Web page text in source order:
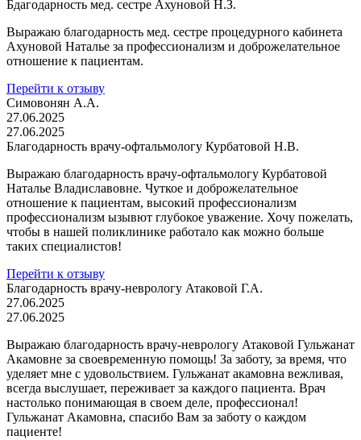
Бдагодарность мед. сестре Ахуновой Н.З.
Выражаю благодарность мед. сестре процедурного кабинета
Ахуновой Наталье за профессионализм и доброжелательное
отношение к пациентам.
Перейти к отзыву
Симовонян А.А.
27.06.2025
27.06.2025
Благодарность врачу-офтальмологу Курбатовой Н.В.
Выражаю благодарность врачу-офтальмологу Курбатовой
Наталье Владиславовне. Чуткое и доброжелательное
отношение к пациентам, высокий профессионализм
профессионализм ызывют глубокое уважение. Хочу пожелать,
чтобы в нашей поликлинике работало как можно больше
таких специалистов!
Перейти к отзыву
Благодарность врачу-неврологу Атаковой Г.А.
27.06.2025
27.06.2025
Выражаю благодарность врачу-неврологу Атаковой Гульжанат
Акамовне за своевременную помощь! За заботу, за время, что
уделяет мне с удовольствием. Гульжанат акамовна вежливая,
всегда выслушает, переживает за каждого пациента. Врач
настолько понимающая в своем деле, профессионал!
Гульжанат Акамовна, спасибо Вам за заботу о каждом
пациенте!